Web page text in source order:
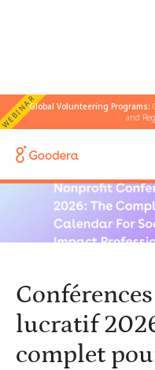
WEBINARGlobal Volunteering Programs:
and
← Tous les blogs
les professionnels de
lucratif
complet